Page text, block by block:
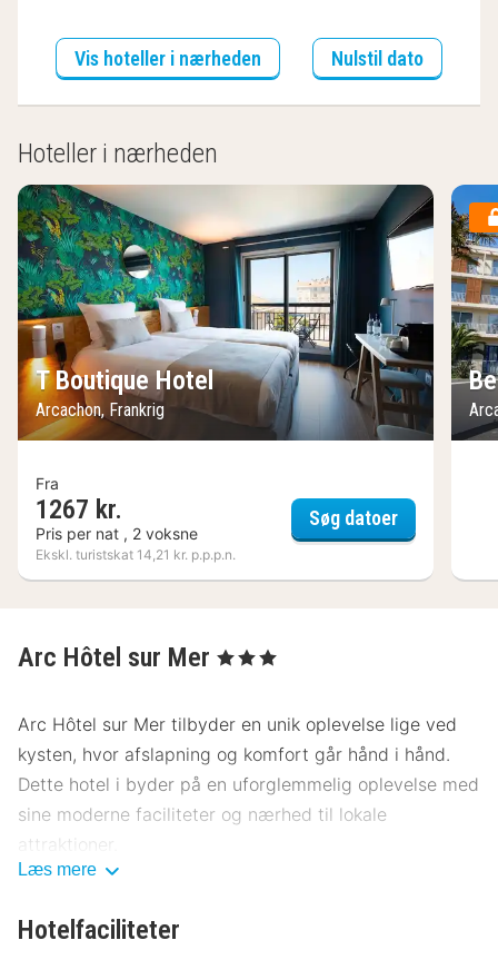
Vis hoteller i nærheden Nulstil dato
Hoteller i nærheden
T Boutique Hotel
Arcachon, Frankrig
Fra
1267 kr.
Pris per nat , 2 voksne
Ekskl. turistskat 14,21 kr. p.p.p.n.
Søg datoerT Boutique
Arc Hôtel sur Mer , 3 Stjerner
Arc Hôtel sur Mer tilbyder en unik oplevelse lige ved
kysten, hvor afslapning og komfort går hånd i hånd.
Dette hotel i byder på en uforglemmelig oplevelse med
sine moderne faciliteter og nærhed til lokale
attraktioner.
Arc Hôtel sur Mer ligger i hjertet af , kun få minutters
Læs mere
Hotelfaciliteter